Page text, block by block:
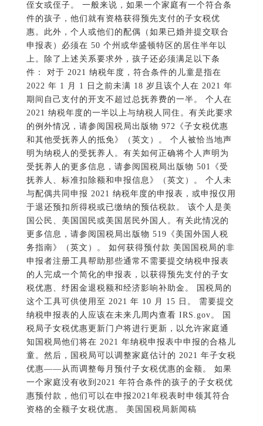
侄女或侄子。 一般来说，如果一个家庭有一个符合条
件的孩子，他们就有资格获得预先支付的子女税优
惠。此外，个人或他们的配偶（如果已婚并提交联合
申报表）必须在 50 个州或华盛顿特区的居住半年以
上。除了上述关系要求外，孩子还必须满足以下条
件： 对于 2021 纳税年度，符合条件的儿童是指在
2022 年 1 月 1 日之前未满 18 岁且该个人在 2021 年
期间自己支付的开支不超过总抚养费的一半。 个人在
2021 纳税年度的一半以上与纳税人同住。有关此要求
的例外情况，请参阅国税局出版物 972《子女税优惠
和其他受抚养人的抵免》（英文）。 个人被恰当地声
明为纳税人的受抚养人。有关如何正确将个人声明为
受抚养人的更多信息，请参阅国税局出版物 501《受
抚养人、标准扣除额和申报信息》（英文）。 个人未
与配偶共同申报 2021 纳税年度的申报表，或申报仅用
于退还预扣所得税或已缴纳的预估税款。 该个人是美
国公民、美国国民或美国居民外国人。有关此情况的
更多信息，请参阅国税局出版物 519《美国外国人税
务指南》（英文）。 如何获得预付款 美国国税局的非
申报者注册工具帮助那些通常不需要提交纳税申报表
的人完成一个简化的申报表，以获得预先支付的子女
税优惠、纾困金退税额和经济影响补助金。 国税局的
这个工具可供使用至 2021 年 10 月 15 日。 需要提交
纳税申报表的人应该在未来几周内查看 IRS.gov。 国
税局子女税优惠更新门户将进行更新，以允许家庭通
知国税局他们将在 2021 年纳税申报表中申报的合格儿
童。然后，国税局可以调整家庭估计的 2021 年子女税
优惠——从而调整每月预付子女税优惠的金额。 如果
一个家庭没有收到2021 年符合条件的孩子的子女税优
惠预付款，他们可以在申报2021年税表时申领其符合
资格的全额子女税优惠。 美国国税局新闻稿